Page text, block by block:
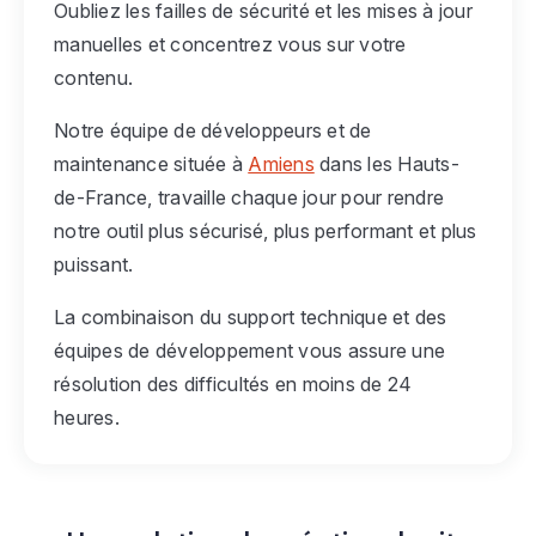
Oubliez les failles de sécurité et les mises à jour
manuelles et concentrez vous sur votre
contenu.
Notre équipe de développeurs et de
maintenance située à Amiens dans les Hauts-
de-France, travaille chaque jour pour rendre
notre outil plus sécurisé, plus performant et plus
puissant.
La combinaison du support technique et des
équipes de développement vous assure une
résolution des difficultés en moins de 24
heures.